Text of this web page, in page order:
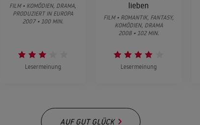
FILM • KOMÖDIEN, DRAMA,
PRODUZIERT IN EUROPA
2007 • 100 MIN.
Lesermeinung
lieben
FILM • ROMANTIK, FANTASY,
KOMÖDIEN, DRAMA
2008 • 102 MIN.
Lesermeinung
AUF GUT GLÜCK